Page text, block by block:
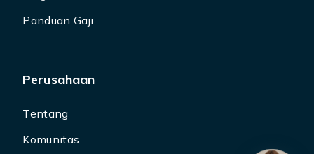
Panduan Gaji
Perusahaan
Tentang
Komunitas